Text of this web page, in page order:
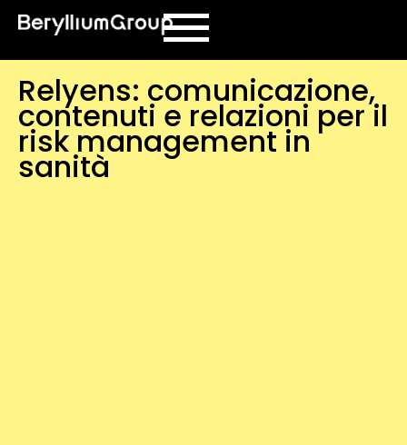
contenuto
Relyens: comunicazione,
contenuti e relazioni per il
risk management in
sanità